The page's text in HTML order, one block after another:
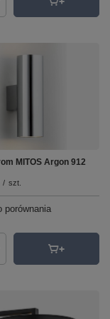
MITOS Argon 912
/ szt.
porównania